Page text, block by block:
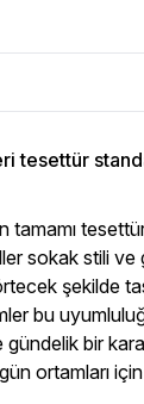
tesettür
tesettür
sokak stili ve
şekilde
bu
bir
ortamları